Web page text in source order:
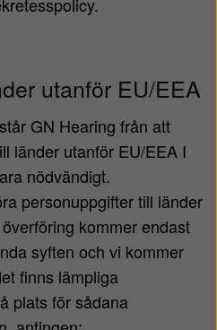
utanför EU/EEA
GN Hearing från att
länder utanför EU/EEA I
nödvändigt.
personuppgifter till länder
kommer endast
syften och vi kommer
finns lämpliga
plats för sådana